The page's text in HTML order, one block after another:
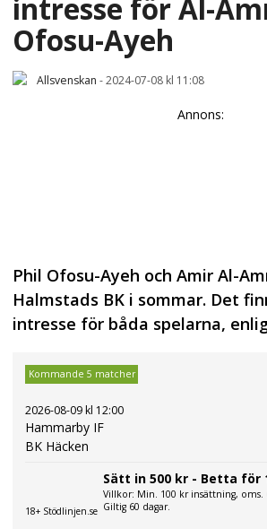
intresse för Al-
Ofosu-Ayeh
Allsvenskan -2024-07-08 kl 11:08
Annons:
Phil Ofosu-Ayeh och Amir Al-
Halmstads BK i sommar. Det
intresse för båda spelarna,
Kommande 5 matcher
2026-08-09 kl 12:00
Hammarby IF
BK Häcken
18+ Stödlinjen.se
Sätt in 500 kr - Betta för
Villkor: Min. 100 kr insättning, oms.
Giltig 60 dagar.